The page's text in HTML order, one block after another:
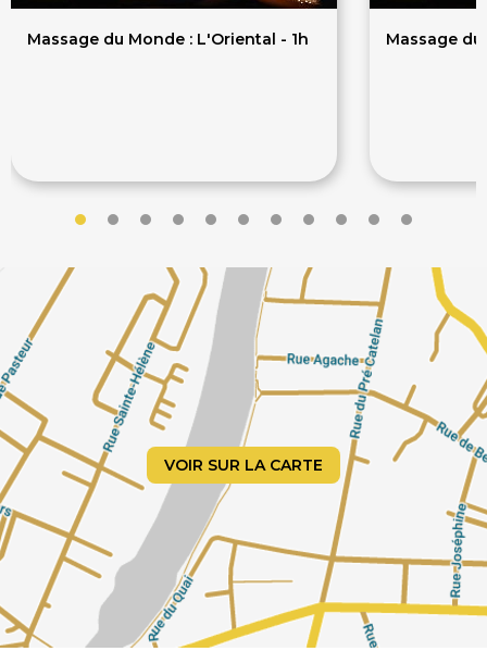
Massage du Monde : L'Oriental - 1h Massage
VOIR SUR LA CARTE